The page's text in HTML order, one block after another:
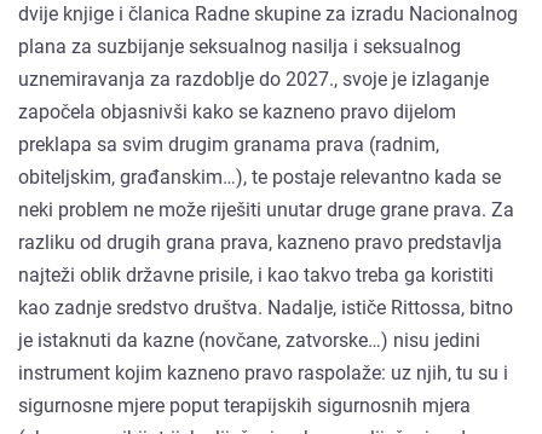
dvije knjige i članica Radne skupine za izradu Nacionalnog
plana za suzbijanje seksualnog nasilja i seksualnog
uznemiravanja za razdoblje do 2027., svoje je izlaganje
započela objasnivši kako se kazneno pravo dijelom
preklapa sa svim drugim granama prava (radnim,
obiteljskim, građanskim…), te postaje relevantno kada se
neki problem ne može riješiti unutar druge grane prava. Za
razliku od drugih grana prava, kazneno pravo predstavlja
najteži oblik državne prisile, i kao takvo treba ga koristiti
kao zadnje sredstvo društva. Nadalje, ističe Rittossa, bitno
je istaknuti da kazne (novčane, zatvorske…) nisu jedini
instrument kojim kazneno pravo raspolaže: uz njih, tu su i
sigurnosne mjere poput terapijskih sigurnosnih mjera